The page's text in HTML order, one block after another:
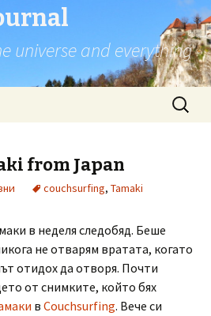
universe and everything
Search
for:
from Japan
couchsurfing, Tamaki
в неделя следобяд. Беше
не отварям вратата, когато
отидох да отворя. Почти
от снимките, който бях
в Couchsurfing. Вече си